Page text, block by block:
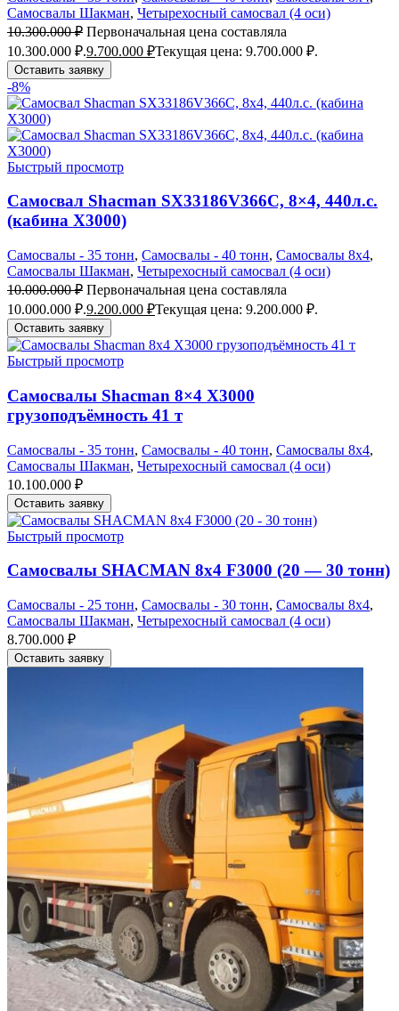
Самосвалы Шакман, Четырехосный самосвал (4 оси)
10.300.000₽ Первоначальная цена составляла
10.300.000 ₽.9.700.000 ₽Текущая цена: 9.700.000 ₽.
Оставить заявку
-8%
Быстрый просмотр
Самосвал Shacman SX33186V366С, 8×4, 440л.с.
(кабина Х3000)
Самосвалы - 35 тонн, Самосвалы - 40 тонн, Самосвалы 8х4,
Самосвалы Шакман, Четырехосный самосвал (4 оси)
10.000.000₽ Первоначальная цена составляла
10.000.000 ₽.9.200.000 ₽Текущая цена: 9.200.000 ₽.
Оставить заявку
Быстрый просмотр
Самосвалы Shacman 8×4 X3000
грузоподъёмность 41 т
Самосвалы - 35 тонн, Самосвалы - 40 тонн, Самосвалы 8х4,
Самосвалы Шакман, Четырехосный самосвал (4 оси)
10.100.000 ₽
Оставить заявку
Быстрый просмотр
Самосвалы SHACMAN 8х4 F3000 (20 — 30 тонн)
Самосвалы - 25 тонн, Самосвалы - 30 тонн, Самосвалы 8х4,
Самосвалы Шакман, Четырехосный самосвал (4 оси)
8.700.000 ₽
Оставить заявку